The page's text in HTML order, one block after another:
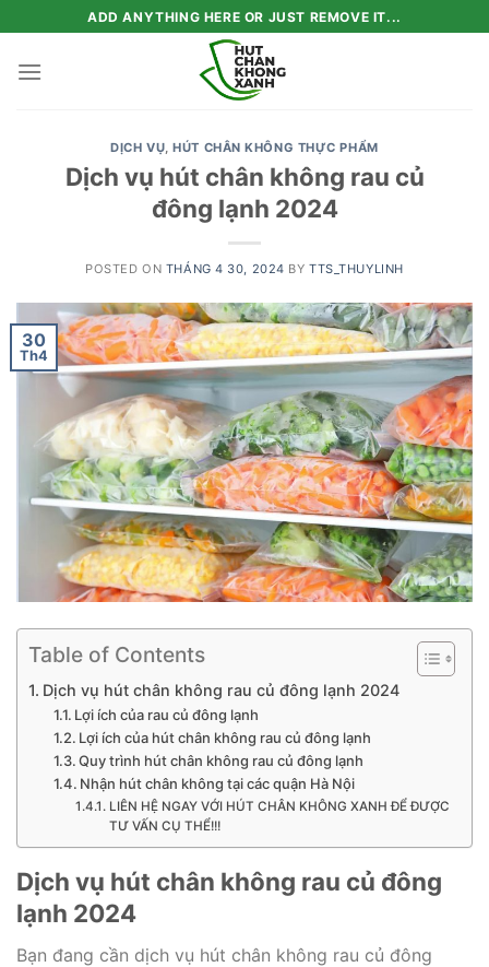
to
content
ADD ANYTHING HERE OR JUST REMOVE IT...
DỊCH VỤ,HÚT CHÂN KHÔNG THỰC PHẨM
Dịch vụ hút chân không rau củ
đông lạnh 2024
POSTED ON THÁNG 4 30, 2024 BYTTS_THUYLINH
30
Th4
Table of Contents
Dịch vụ hút chân không rau củ đông lạnh 2024
Lợi ích của rau củ đông lạnh
Lợi ích của hút chân không rau củ đông lạnh
Quy trình hút chân không rau củ đông lạnh
Nhận hút chân không tại các quận Hà Nội
LIÊN HỆ NGAY VỚI HÚT CHÂN KHÔNG XANH ĐỂ ĐƯỢC
TƯ VẤN CỤ THỂ!!!
Dịch vụ hút chân không rau củ đông
lạnh 2024
Bạn đang cần dịch vụ hút chân không rau củ đông